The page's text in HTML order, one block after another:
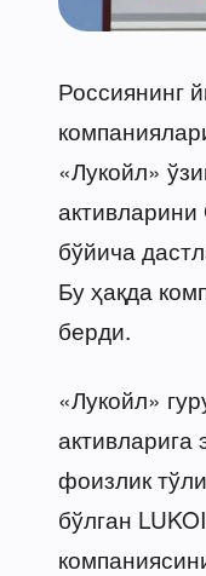
Россиянинг
«Лукойл»
активларини
бўйича
Бу ҳақда
берди.
«Лукойл»
активларига
фоизлик
бўлган